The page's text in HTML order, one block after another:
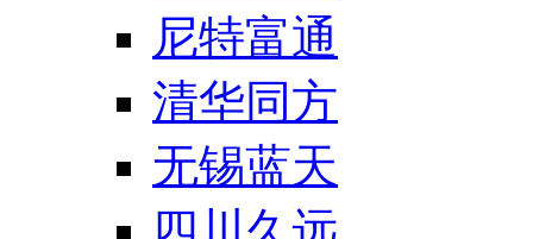
尼特富通
清华同方
无锡蓝天